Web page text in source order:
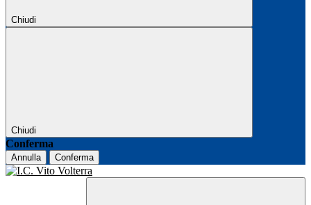
Chiudi
Chiudi
Conferma
Annulla Conferma